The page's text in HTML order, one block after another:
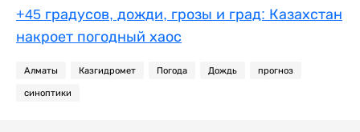
+45 градусов, дожди, грозы и град: Казахстан
накроет погодный хаос
Алматы Казгидромет Погода Дождь прогноз
синоптики